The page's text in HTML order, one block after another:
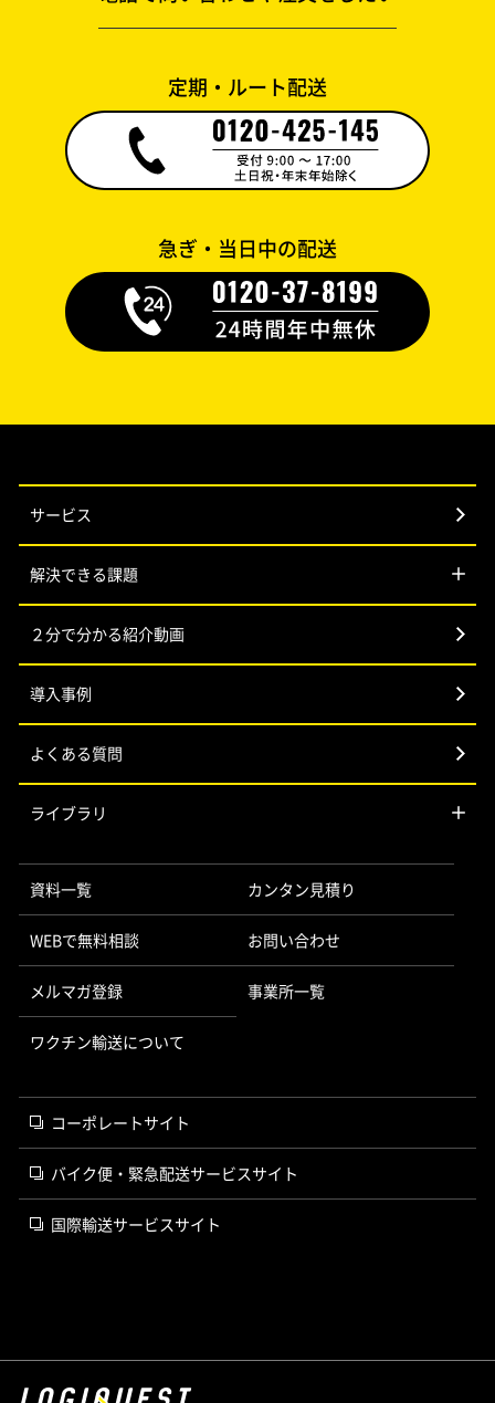
定期・ルート配送
急ぎ・当日中の配送
サービス
解決できる課題
２分で分かる紹介動画
導入事例
よくある質問
ライブラリ
資料一覧 カンタン見積り
WEBで無料相談 お問い合わせ
メルマガ登録 事業所一覧
ワクチン輸送について
コーポレートサイト
バイク便・緊急配送サービスサイト
国際輸送サービスサイト